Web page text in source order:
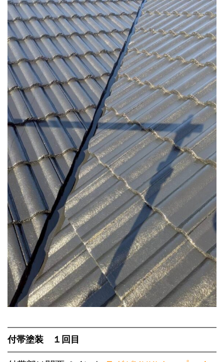
付帯塗装 １回目